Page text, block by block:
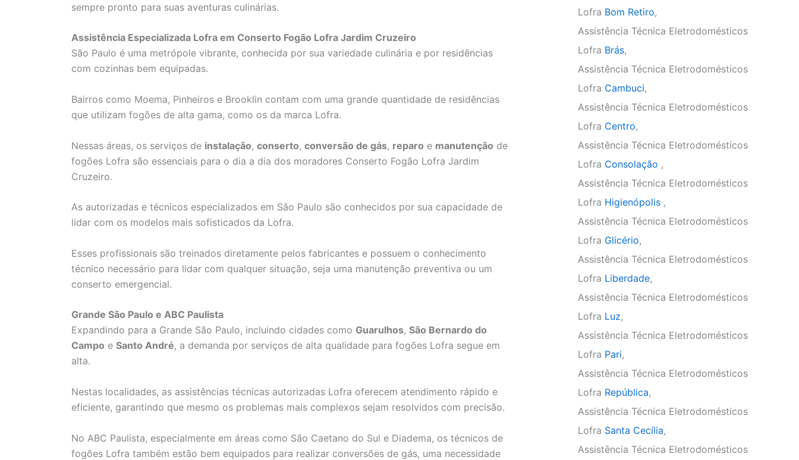
sempre pronto para suas aventuras culinárias.
Assistência Especializada Lofra em Conserto Fogão Lofra Jardim Cruzeiro
São Paulo é uma metrópole vibrante, conhecida por sua variedade culinária e por residências
com cozinhas bem equipadas.
Bairros como Moema, Pinheiros e Brooklin contam com uma grande quantidade de residências
que utilizam fogões de alta gama, como os da marca Lofra.
Nessas áreas, os serviços de instalação, conserto, conversão de gás, reparo e manutenção de
fogões Lofra são essenciais para o dia a dia dos moradores Conserto Fogão Lofra Jardim
Cruzeiro.
As autorizadas e técnicos especializados em São Paulo são conhecidos por sua capacidade de
lidar com os modelos mais sofisticados da Lofra.
Esses profissionais são treinados diretamente pelos fabricantes e possuem o conhecimento
técnico necessário para lidar com qualquer situação, seja uma manutenção preventiva ou um
conserto emergencial.
Grande São Paulo e ABC Paulista
Expandindo para a Grande São Paulo, incluindo cidades como Guarulhos, São Bernardo do
Campo e Santo André, a demanda por serviços de alta qualidade para fogões Lofra segue em
alta.
Nestas localidades, as assistências técnicas autorizadas Lofra oferecem atendimento rápido e
eficiente, garantindo que mesmo os problemas mais complexos sejam resolvidos com precisão.
No ABC Paulista, especialmente em áreas como São Caetano do Sul e Diadema, os técnicos de
fogões Lofra também estão bem equipados para realizar conversões de gás, uma necessidade
Lofra Bom Retiro,
Assistência Técnica Eletrodomésticos
Lofra Brás,
Assistência Técnica Eletrodomésticos
Lofra Cambuci,
Assistência Técnica Eletrodomésticos
Lofra Centro,
Assistência Técnica Eletrodomésticos
Lofra Consolação ,
Assistência Técnica Eletrodomésticos
Lofra Higienópolis ,
Assistência Técnica Eletrodomésticos
Lofra Glicério,
Assistência Técnica Eletrodomésticos
Lofra Liberdade,
Assistência Técnica Eletrodomésticos
Lofra Luz,
Assistência Técnica Eletrodomésticos
Lofra Pari,
Assistência Técnica Eletrodomésticos
Lofra República,
Assistência Técnica Eletrodomésticos
Lofra Santa Cecília,
Assistência Técnica Eletrodomésticos